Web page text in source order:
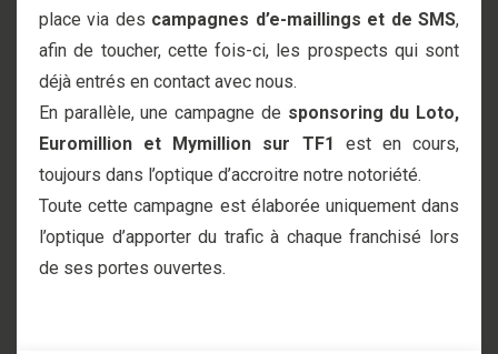
place via des campagnes d’e-maillings et de SMS,
afin de toucher, cette fois-ci, les prospects qui sont
déjà entrés en contact avec nous.
En parallèle, une campagne de sponsoring du Loto,
Euromillion et Mymillion sur TF1 est en cours,
toujours dans l’optique d’accroitre notre notoriété.
Toute cette campagne est élaborée uniquement dans
l’optique d’apporter du trafic à chaque franchisé lors
de ses portes ouvertes.